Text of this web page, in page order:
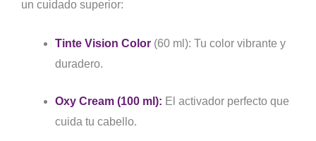
un cuidado superior:
Tinte Vision Color (60 ml): Tu color vibrante y
duradero.
Oxy Cream (100 ml): El activador perfecto que
cuida tu cabello.